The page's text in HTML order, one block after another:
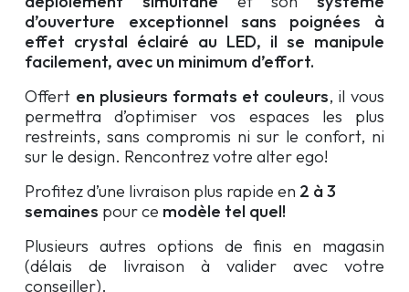
d’ouverture exceptionnel sans poignées à
effet crystal éclairé au LED, il se manipule
facilement, avec un minimum d’effort.
Offert en plusieurs formats et couleurs, il vous
permettra d’optimiser vos espaces les plus
restreints, sans compromis ni sur le confort, ni
sur le design. Rencontrez votre alter ego!
Profitez d’une livraison plus rapide en 2 à 3
semaines pour ce modèle tel quel!
Plusieurs autres options de finis en magasin
(délais de livraison à valider avec votre
conseiller).